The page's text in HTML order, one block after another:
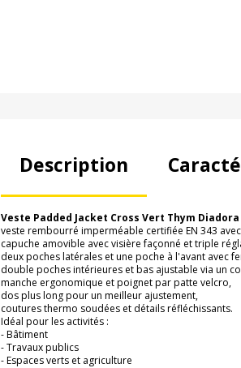
Description
Veste Padded Jacket Cross Vert Thym
veste rembourré imperméable certifiée EN 343
capuche amovible avec visière façonné et triple
deux poches latérales et une poche à l'avant avec
double poches intérieures et bas ajustable via un
manche ergonomique et poignet par patte velcro,
dos plus long pour un meilleur ajustement,
coutures thermo soudées et détails réfléchissants.
Idéal pour les activités :
- Bâtiment
- Travaux publics
- Espaces verts et agriculture